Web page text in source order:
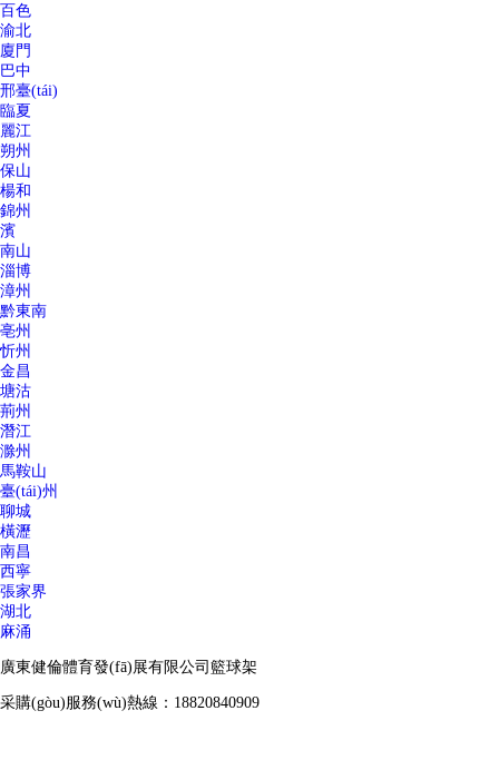
百色
渝北
廈門
巴中
邢臺(tái)
臨夏
麗江
朔州
保山
楊和
錦州
濱
南山
淄博
漳州
黔東南
亳州
忻州
金昌
塘沽
荊州
潛江
滁州
馬鞍山
臺(tái)州
聊城
橫瀝
南昌
西寧
張家界
湖北
麻涌
廣東健倫體育發(fā)展有限公司籃球架
采購(gòu)服務(wù)熱線：18820840909